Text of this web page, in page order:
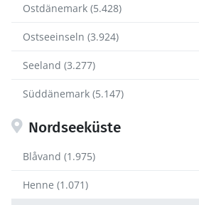
Ostdänemark (5.428)
Ostseeinseln (3.924)
Seeland (3.277)
Süddänemark (5.147)
Nordseeküste
Blåvand (1.975)
Henne (1.071)